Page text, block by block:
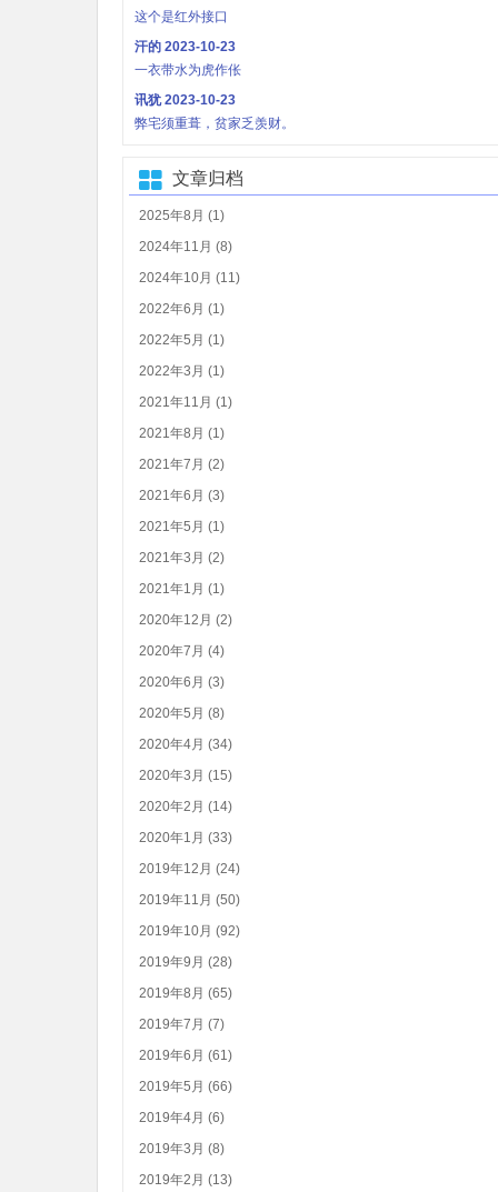
这个是红外接口
汗的2023-10-23
一衣带水为虎作伥
讯犹2023-10-23
弊宅须重葺，贫家乏羡财。
文章归档
2025年8月 (1)
2024年11月 (8)
2024年10月 (11)
2022年6月 (1)
2022年5月 (1)
2022年3月 (1)
2021年11月 (1)
2021年8月 (1)
2021年7月 (2)
2021年6月 (3)
2021年5月 (1)
2021年3月 (2)
2021年1月 (1)
2020年12月 (2)
2020年7月 (4)
2020年6月 (3)
2020年5月 (8)
2020年4月 (34)
2020年3月 (15)
2020年2月 (14)
2020年1月 (33)
2019年12月 (24)
2019年11月 (50)
2019年10月 (92)
2019年9月 (28)
2019年8月 (65)
2019年7月 (7)
2019年6月 (61)
2019年5月 (66)
2019年4月 (6)
2019年3月 (8)
2019年2月 (13)